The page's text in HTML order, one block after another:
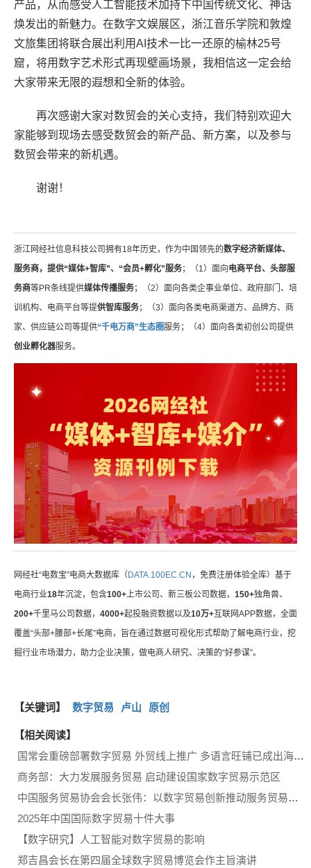
产品，从而感受人工智能技术加持下中国传统文化、神话
焕发出的新魅力。在数字文娱展区，浙江音乐学院和敦煌
文旅集团将联合展出利用AI技术一比一还原的榆林25号
窟，将用数字艺术形式再现壁画场景，我相信这一定会给
大家带来无限的遐想和全新的体验。
再次感谢大家对数贸会的关心支持，我们特别欢迎大
家能够到现场去感受数贸会的新产品、新方案，以及参与
数贸会带来的新机遇。
谢谢！
浙江网经社信息科技公司拥有18年历史，作为中国领先的数字经济新媒体、
服务商，提供“媒体+智库”、“会员+孵化”服务；（1）面向 电商平台、头部服
务商等PR条线提供媒体传播服务；（2）面向各类企事业单位、政府部门、培
训机构、电商平台等提供智库服务；（3）面向各类电商渠道方、品牌方、商
家、供应链公司等提供“千电万商”生态圈服务；（4）面向各类初创公司提供
创业孵化器服务。
网经社“电数宝”电商大数据库（DATA.100EC.CN ，免费注册体验全库）基于
电商行业18年沉淀，包含100+上市公司、新三板公司数据， 150+独角兽、
200+千里马公司数据， 4000+起投融资数据以及10万+互联网APP数据，全面
覆盖“头部+腰部+长尾”电商，旨在通过数据可视化形式帮助了解电商行业，挖
掘行业市场潜力，助力企业决策，做电商人研究、决策的“好参谋”。
【关键词】 数字贸易 卢山 原创
【相关阅读】
国常会重磅部署数字贸易 外贸线上推广 多语言旺铺已成出海标配
商务部：大力发展服务贸易 启动建设国家数字贸易示范区
中国服务贸易协会会长张伟：以数字贸易创新推动服务贸易高质量发展
2025年中国国际数字贸易十件大事
【数字研究】人工智能对数字贸易的影响
郑吉昌会长在第四届全球数字贸易博览会作主旨演讲